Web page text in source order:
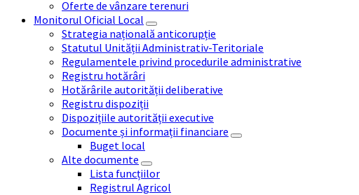
Oferte de vânzare terenuri
Monitorul Oficial Local
Strategia națională anticorupție
Statutul Unității Administrativ-Teritoriale
Regulamentele privind procedurile administrative
Registru hotărâri
Hotărârile autorității deliberative
Registru dispoziții
Dispozițiile autorității executive
Documente și informații financiare
Buget local
Alte documente
Lista funcțiilor
Registrul Agricol